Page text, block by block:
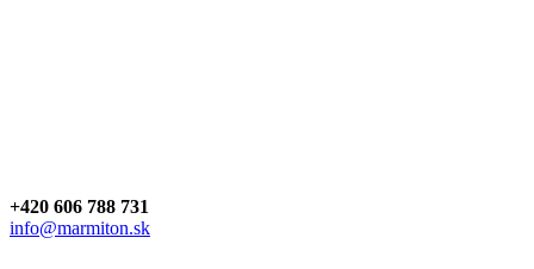
+420 606 788 731
info@marmiton.sk